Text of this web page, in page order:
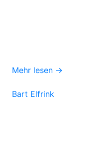
Mehr lesen →
Bart Elfrink